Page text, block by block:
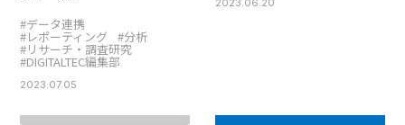
#データ連携
#レポーティング #分析
#リサーチ・調査研究
#DIGITALTEC編集部
2023.07.05